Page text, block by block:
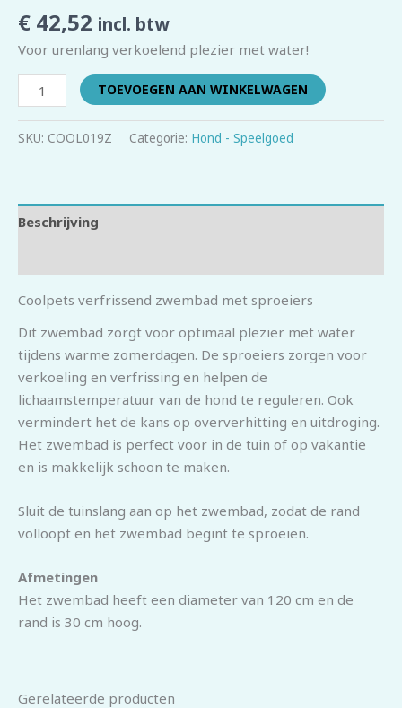
€ 42,52 incl. btw
Voor urenlang verkoelend plezier met water!
TOEVOEGEN AAN WINKELWAGEN
SKU: COOL019Z Categorie: Hond - Speelgoed
Beschrijving
Coolpets verfrissend zwembad met sproeiers
Dit zwembad zorgt voor optimaal plezier met water
tijdens warme zomerdagen. De sproeiers zorgen voor
verkoeling en verfrissing en helpen de
lichaamstemperatuur van de hond te reguleren. Ook
vermindert het de kans op oververhitting en uitdroging.
Het zwembad is perfect voor in de tuin of op vakantie
en is makkelijk schoon te maken.
Sluit de tuinslang aan op het zwembad, zodat de rand
volloopt en het zwembad begint te sproeien.
Afmetingen
Het zwembad heeft een diameter van 120 cm en de
rand is 30 cm hoog.
Gerelateerde producten